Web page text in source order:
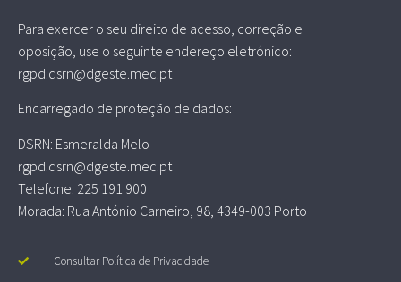
Para exercer o seu direito de acesso, correção e
oposição, use o seguinte endereço eletrónico:
rgpd.dsrn@dgeste.mec.pt
Encarregado de proteção de dados:
DSRN: Esmeralda Melo
rgpd.dsrn@dgeste.mec.pt
Telefone: 225 191 900
Morada: Rua António Carneiro, 98, 4349-003 Porto
Consultar Política de Privacidade